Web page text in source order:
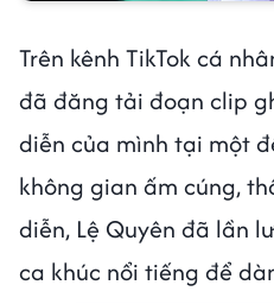
Trên kênh TikTok cá
đã đăng tải đoạn clip
diễn của mình tại một
không gian ấm cúng,
diễn, Lệ Quyên đã lần
ca khúc nổi tiếng để